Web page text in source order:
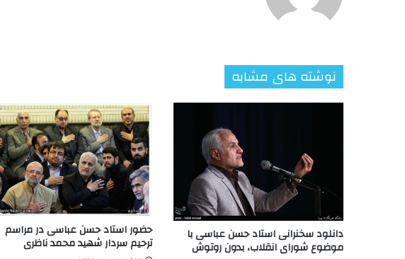
نوشته های مشابه
دانلود سخنرانی استاد حسن عباسی با
موضوع شورای انقلاب، بدون روتوش
حضور استاد حسن عباسی در مراسم
ترحیم سردار شهید محمد ناظری